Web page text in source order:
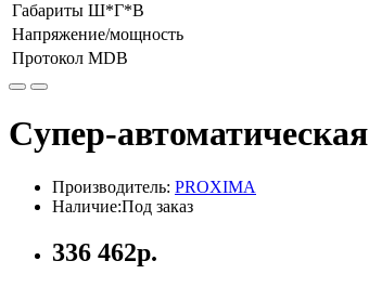
Габариты Ш*Г*В
Напряжение/мощность
Протокол MDB
Cупер-
Производитель: PROXIMA
Наличие:Под заказ
336 462р.